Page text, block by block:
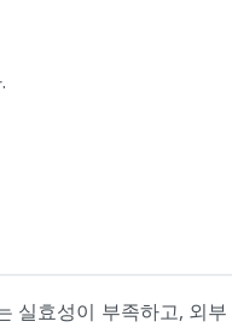
실효성이 부족하고, 외